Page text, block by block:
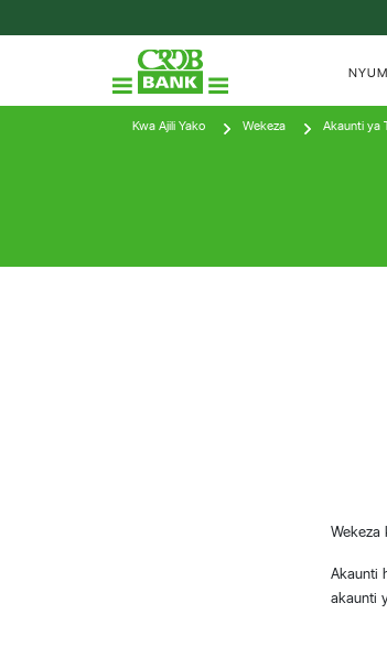
Kwa Ajili Yako Wekeza Akaunti ya
Wekeza
Akaunti
akaunti